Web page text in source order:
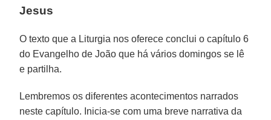
Jesus
O texto que a Liturgia nos oferece conclui o capítulo 6
do Evangelho de João que há vários domingos se lê
e partilha.
Lembremos os diferentes acontecimentos narrados
neste capítulo. Inicia-se com uma breve narrativa da